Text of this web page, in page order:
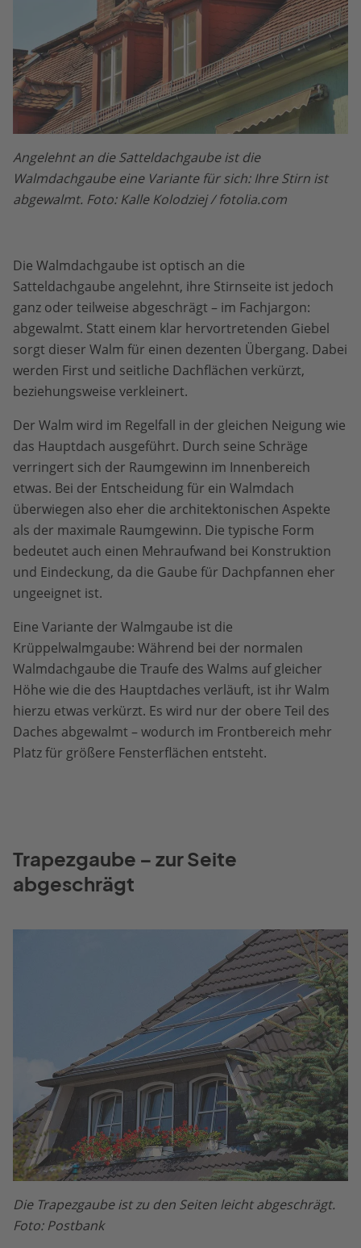
Angelehnt an die Satteldachgaube ist die
Walmdachgaube eine Variante für sich: Ihre Stirn ist
abgewalmt. Foto: Kalle Kolodziej / fotolia.com
Die Walmdachgaube ist optisch an die
Satteldachgaube angelehnt, ihre Stirnseite ist jedoch
ganz oder teilweise abgeschrägt – im Fachjargon:
abgewalmt. Statt einem klar hervortretenden Giebel
sorgt dieser Walm für einen dezenten Übergang. Dabei
werden First und seitliche Dachflächen verkürzt,
beziehungsweise verkleinert.
Der Walm wird im Regelfall in der gleichen Neigung wie
das Hauptdach ausgeführt. Durch seine Schräge
verringert sich der Raumgewinn im Innenbereich
etwas. Bei der Entscheidung für ein Walmdach
überwiegen also eher die architektonischen Aspekte
als der maximale Raumgewinn. Die typische Form
bedeutet auch einen Mehraufwand bei Konstruktion
und Eindeckung, da die Gaube für Dachpfannen eher
ungeeignet ist.
Eine Variante der Walmgaube ist die
Krüppelwalmgaube: Während bei der normalen
Walmdachgaube die Traufe des Walms auf gleicher
Höhe wie die des Hauptdaches verläuft, ist ihr Walm
hierzu etwas verkürzt. Es wird nur der obere Teil des
Daches abgewalmt – wodurch im Frontbereich mehr
Platz für größere Fensterflächen entsteht.
Trapezgaube – zur Seite
abgeschrägt
Die Trapezgaube ist zu den Seiten leicht abgeschrägt.
Foto: Postbank